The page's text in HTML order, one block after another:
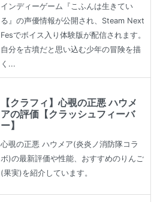
インディーゲーム『こふんは生きてい
る』の声優情報が公開され、Steam Next
Fesでボイス入り体験版が配信されます。
自分を古墳だと思い込む少年の冒険を描
く...
【クラフィ】心覗の正悪 ハウメ
アの評価【クラッシュフィーバ
ー】
心覗の正悪 ハウメア(炎炎ノ消防隊コラ
ボ)の最新評価や性能、おすすめのりんご
(果実)を紹介しています。